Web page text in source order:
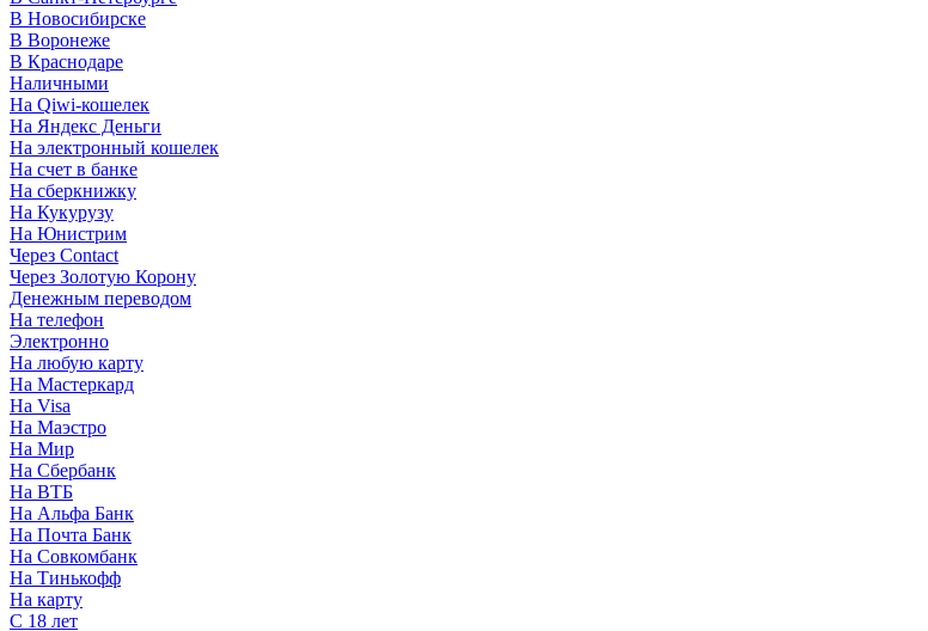
В Новосибирске
В Воронеже
В Краснодаре
Наличными
На Qiwi-кошелек
На Яндекс Деньги
На электронный кошелек
На счет в банке
На сберкнижку
На Кукурузу
На Юнистрим
Через Contact
Через Золотую Корону
Денежным переводом
На телефон
Электронно
На любую карту
На Мастеркард
На Visa
На Маэстро
На Мир
На Сбербанк
На ВТБ
На Альфа Банк
На Почта Банк
На Совкомбанк
На Тинькофф
На карту
С 18 лет